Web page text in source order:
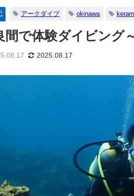
アークダイブ okinawa
間で体験ダイビング
2025.08.17